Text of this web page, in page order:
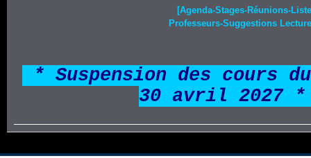
[Agenda-Stages-Réunions-
Professeurs-Suggestions
* Suspension des cours
30 avril 2027 *